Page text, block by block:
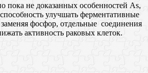
пока не доказанных особенностей As,
улучшать ферментативные
фосфор, отдельные соединения
активность раковых клеток.